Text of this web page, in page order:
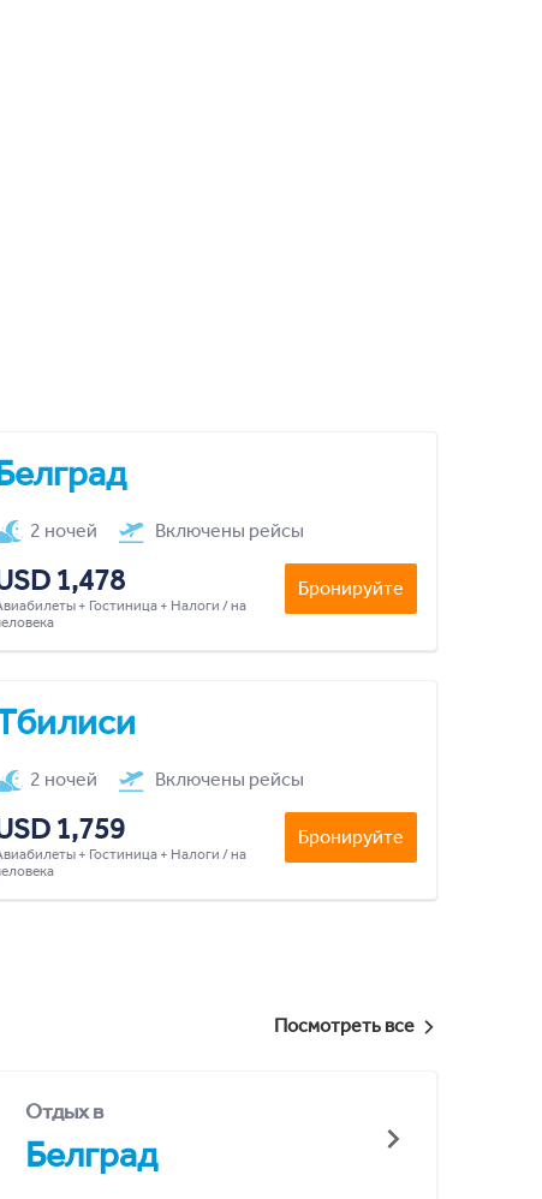
2 ночей Включены рейсы
1,478
+ Гостиница + Налоги / на
Бронируйте
2 ночей Включены рейсы
1,759
+ Гостиница + Налоги / на
Бронируйте
Посмотреть все
Отдых в
Белград